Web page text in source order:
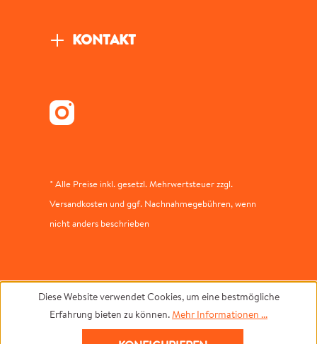
KONTAKT
* Alle Preise inkl. gesetzl. Mehrwertsteuer zzgl.
Versandkosten und ggf. Nachnahmegebühren, wenn
nicht anders beschrieben
Diese Website verwendet Cookies, um eine bestmögliche
Erfahrung bieten zu können.Mehr Informationen ...